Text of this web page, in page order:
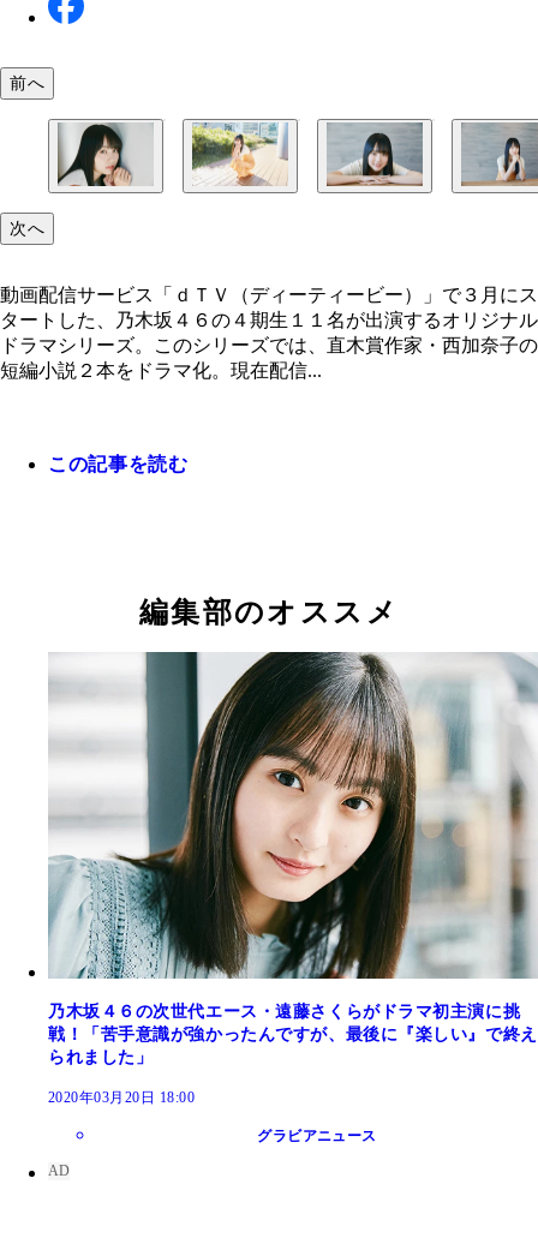
前へ
次へ
動画配信サービス「ｄＴＶ（ディーティービー）」で３月にス
タートした、乃木坂４６の４期生１１名が出演するオリジナル
ドラマシリーズ。このシリーズでは、直木賞作家・西加奈子の
短編小説２本をドラマ化。現在配信...
この記事を読む
編集部のオススメ
乃木坂４６の次世代エース・遠藤さくらがドラマ初主演に挑
戦！「苦手意識が強かったんですが、最後に『楽しい』で終え
られました」
2020年03月20日 18:00
グラビアニュース